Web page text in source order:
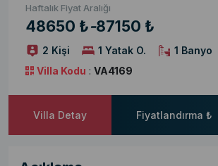
Haftalık Fiyat Aralığı
48650 ₺-87150 ₺
2 Kişi 1 Yatak O.
1 Banyo
Villa Kodu : VA4169
Villa Detay Fiyatlandırma ₺